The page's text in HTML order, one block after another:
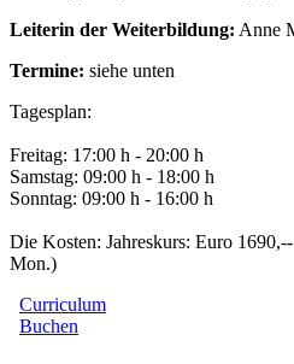
Leiterin der Weiterbildung: Anne
Termine: siehe unten
Tagesplan:
Freitag: 17:00 h - 20:00 h
Samstag: 09:00 h - 18:00 h
Sonntag: 09:00 h - 16:00 h
Die Kosten: Jahreskurs: Euro
Mon.)
Curriculum
Buchen